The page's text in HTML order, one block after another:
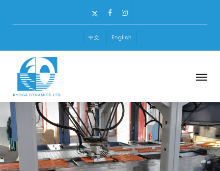
x-
facebookinstagram
中文 English
Menu